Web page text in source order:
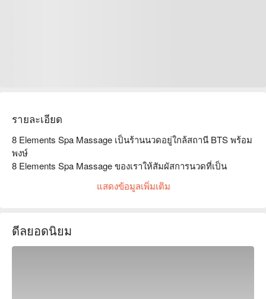
รายละเอียด
8 Elements Spa Massage เป็นร้านนวดอยู่ใกล้สถานี BTS พร้อม
พงษ์
8 Elements Spa Massage ของเราให้สัมผัสการนวดที่เป็น
ธรรมชาติพร้อมกับผลิตภัณฑ์และบริการคุณภาพสูงที่น่าประทับ
ใจ ตกแต่งแบบไทยสมัยใหม่ ทันสมัย แต่ยังคงไว้ซึ่งการนวดแบบ
ทุกๆการนวดจะมีของว่างทานเล่นก่อนเเละหลังรวมถึงบริการการ
นวดเท้าฟรี 5 นาทีสำหรับการนวดทุกๆประเภทโดยใช้ผลิตภัณฑ์
แสดงข้อมูลเพิ่มเติม
ดีลยอดนิยม